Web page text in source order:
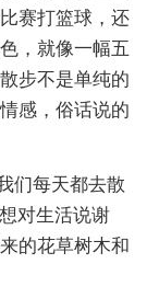
赛打篮球，还
，就像一幅五
步不是单纯的
感，俗话说的
们每天都去散
对生活说谢
的花草树木和